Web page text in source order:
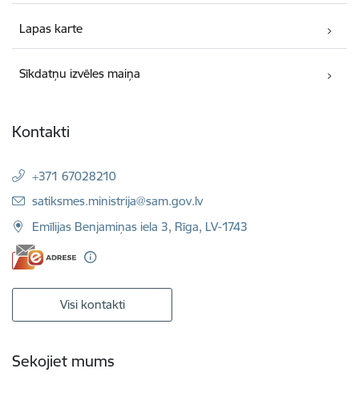
Lapas karte
Sīkdatņu izvēles maiņa
Kontakti
+371 67028210
E-pasts:
satiksmes.ministrija@sam.gov.lv
Emīlijas Benjamiņas iela 3, Rīga, LV-1743
Visi kontakti
Sekojiet mums